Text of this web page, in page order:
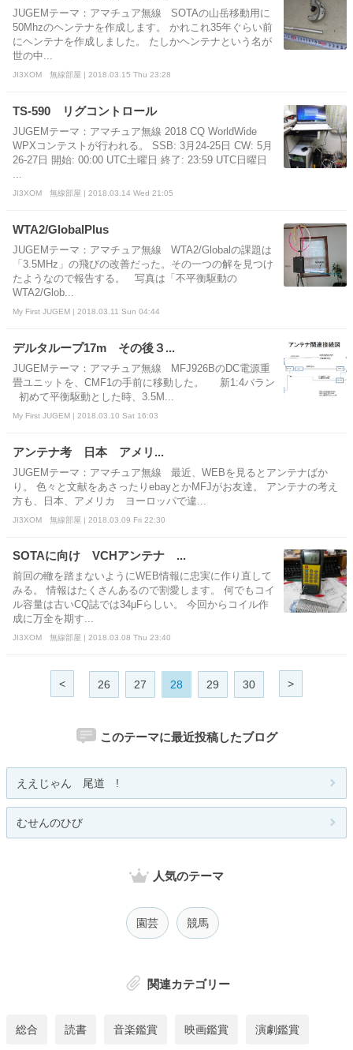
JUGEMテーマ：アマチュア無線 SOTAの山岳移動用に
50Mhzのヘンテナを作成します。 かれこれ35年ぐらい前
にヘンテナを作成しました。 たしかヘンテナという名が
世の中...
JI3XOM 無線部屋 | 2018.03.15 Thu 23:28
TS-590 リグコントロール
JUGEMテーマ：アマチュア無線 2018 CQ WorldWide
WPXコンテストが行われる。 SSB: 3月24-25日 CW: 5月
26-27日 開始: 00:00 UTC土曜日 終了: 23:59 UTC日曜日
JI3XOM 無線部屋 | 2018.03.14 Wed 21:05
WTA2/GlobalPlus
JUGEMテーマ：アマチュア無線 WTA2/Globalの課題は
「3.5MHz」の飛びの改善だった。その一つの解を見つけ
たようなので報告する。 写真は「不平衡駆動の
WTA2/Glob...
My First JUGEM | 2018.03.11 Sun 04:44
デルタループ17m その後３...
JUGEMテーマ：アマチュア無線 MFJ926BのDC電源重
畳ユニットを、CMF1の手前に移動した。 新1:4バラン
初めて平衡駆動とした時、3.5M...
My First JUGEM | 2018.03.10 Sat 16:03
アンテナ考 日本 アメリ...
JUGEMテーマ：アマチュア無線 最近、WEBを見るとアンテナばか
り。 色々と文献をあさったりebayとかMFJがお友達。 アンテナの考え
方も、日本、アメリカ ヨーロッパで違...
JI3XOM 無線部屋 | 2018.03.09 Fri 22:30
SOTAに向け VCHアンテナ ...
前回の轍を踏まないようにWEB情報に忠実に作り直して
みる。 情報はたくさんあるので割愛します。 何でもコイ
ル容量は古いCQ誌では34μFらしい。 今回からコイル作
成に万全を期す...
JI3XOM 無線部屋 | 2018.03.08 Thu 23:40
< 26 27 28 29 30 >
このテーマに最近投稿したブログ
ええじゃん 尾道 !
むせんのひび
人気のテーマ
園芸 競馬
関連カテゴリー
総合 読書 音楽鑑賞 映画鑑賞 演劇鑑賞